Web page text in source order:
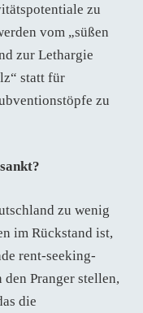
zu
vom „süßen
zur Lethargie
statt für
zu
zu wenig
im Rückstand ist,
rent-seeking-
Pranger stellen,
die